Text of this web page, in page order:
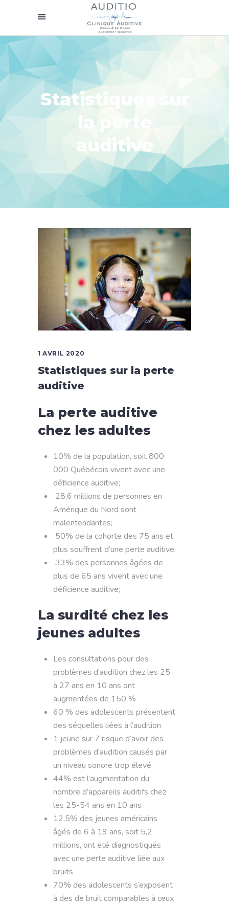
Statistiques sur
la perte
auditive
1 AVRIL 2020
Statistiques sur la perte
auditive
La perte auditive
chez les adultes
10% de la population, soit 800
000 Québécois vivent avec une
déficience auditive;
28,6 millions de personnes en
Amérique du Nord sont
malentendantes;
50% de la cohorte des 75 ans et
plus souffrent d’une perte auditive;
33% des personnes âgées de
plus de 65 ans vivent avec une
déficience auditive;
La surdité chez les
jeunes adultes
Les consultations pour des
problèmes d’audition chez les 25
à 27 ans en 10 ans ont
augmentées de 150 %
60 % des adolescents présentent
des séquelles liées à l’audition
1 jeune sur 7 risque d’avoir des
problèmes d’audition causés par
un niveau sonore trop élevé
44% est l’augmentation du
nombre d’appareils auditifs chez
les 25-54 ans en 10 ans
12,5% des jeunes américains
âgés de 6 à 19 ans, soit 5,2
millions, ont été diagnostiqués
avec une perte auditive liée aux
bruits
70% des adolescents s’exposent
à des de bruit comparables à ceux